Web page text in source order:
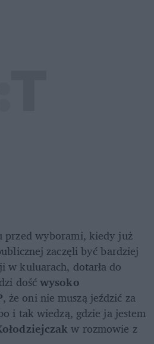
przed wyborami, kiedy już
zaczęli być bardziej
w kuluarach, dotarła do
dość wysoko
, że oni nie muszą jeździć za
i tak wiedzą, gdzie ja jestem
w rozmowie z